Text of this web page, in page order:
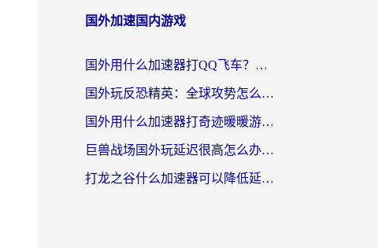
国外加速国内游戏
国外用什么加速器打QQ飞车？海外党亲测有效的国服游戏加速指南
国外玩反恐精英：全球攻势怎么不卡？老玩家亲测的加速器选择指南
国外用什么加速器打奇迹暖暖游戏？海外党国服手游畅玩全攻略（附3款热门游戏实测）
巨兽战场国外玩延迟很高怎么办？海外党亲测的国服游戏加速解决方案
打龙之谷什么加速器可以降低延迟？海外玩家亲测有效的国服加速指南